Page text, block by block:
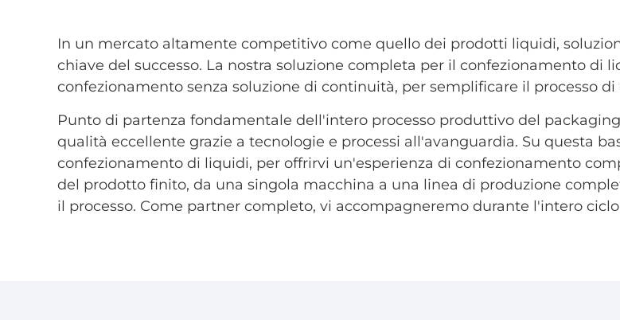
In un mercato altamente competitivo come quello dei prodotti liquidi,
chiave del successo. La nostra soluzione completa per il confezionamento di
confezionamento senza soluzione di continuità, per semplificare il processo
Punto di partenza fondamentale dell'intero processo produttivo del
qualità eccellente grazie a tecnologie e processi all'avanguardia. Su questa
confezionamento di liquidi, per offrirvi un'esperienza di confezionamento
del prodotto finito, da una singola macchina a una linea di produzione
il processo. Come partner completo, vi accompagneremo durante l'intero